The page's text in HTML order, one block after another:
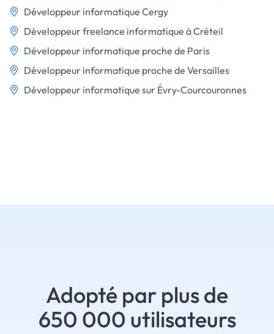
Développeur informatique Cergy
Développeur freelance informatique à Créteil
Développeur informatique proche de Paris
Développeur informatique proche de Versailles
Développeur informatique sur Évry-Courcouronnes
Adopté par plus de
650 000 utilisateurs